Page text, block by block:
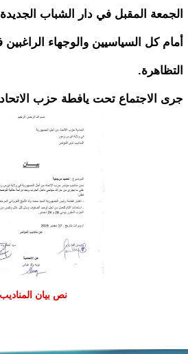
الجمعة المقبل في دار الشباب
أمام كل السياسيين والوجهاء
التظاهرة.
جرى الاجتماع تحت يافطة حزب
نص بيان المناديب